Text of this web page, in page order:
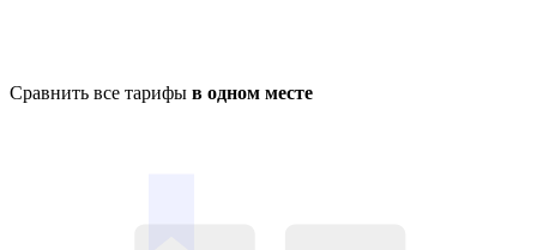
Сравнить все тарифы в одном месте